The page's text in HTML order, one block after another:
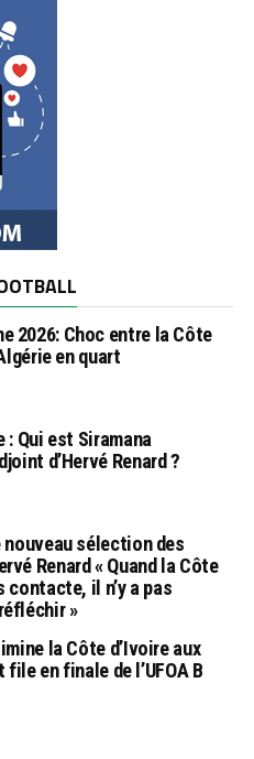
2026: Choc entre la Côte
en quart
: Qui est Siramana
d’Hervé Renard ?
nouveau sélection des
Renard « Quand la Côte
contacte, il n’y a pas
»
la Côte d’Ivoire aux
en finale de l’UFOA B